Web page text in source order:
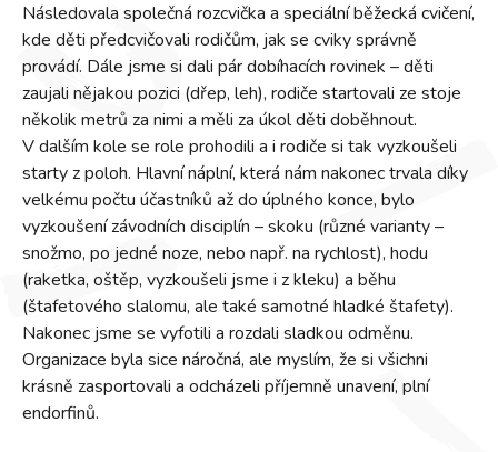
Následovala společná rozcvička a speciální běžecká cvičení,
kde děti předcvičovali rodičům, jak se cviky správně
provádí. Dále jsme si dali pár dobíhacích rovinek – děti
zaujali nějakou pozici (dřep, leh), rodiče startovali ze stoje
několik metrů za nimi a měli za úkol děti doběhnout.
V dalším kole se role prohodili a i rodiče si tak vyzkoušeli
starty z poloh. Hlavní náplní, která nám nakonec trvala díky
velkému počtu účastníků až do úplného konce, bylo
vyzkoušení závodních disciplín – skoku (různé varianty –
snožmo, po jedné noze, nebo např. na rychlost), hodu
(raketka, oštěp, vyzkoušeli jsme i z kleku) a běhu
(štafetového slalomu, ale také samotné hladké štafety).
Nakonec jsme se vyfotili a rozdali sladkou odměnu.
Organizace byla sice náročná, ale myslím, že si všichni
krásně zasportovali a odcházeli příjemně unavení, plní
endorfinů.